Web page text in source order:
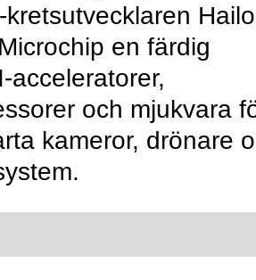
kretsutvecklaren
en färdig
acceleratorer,
och mjukvara
kameror, drönare